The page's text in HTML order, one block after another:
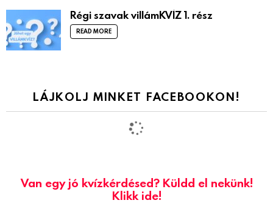
Régi szavak villámKVÍZ 1. rész
READ MORE
LÁJKOLJ MINKET FACEBOOKON!
Van egy jó kvízkérdésed? Küldd el nekünk!
Klikk ide!